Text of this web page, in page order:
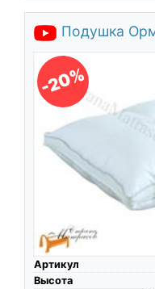
Подушка
-20%
Артикул
Высота